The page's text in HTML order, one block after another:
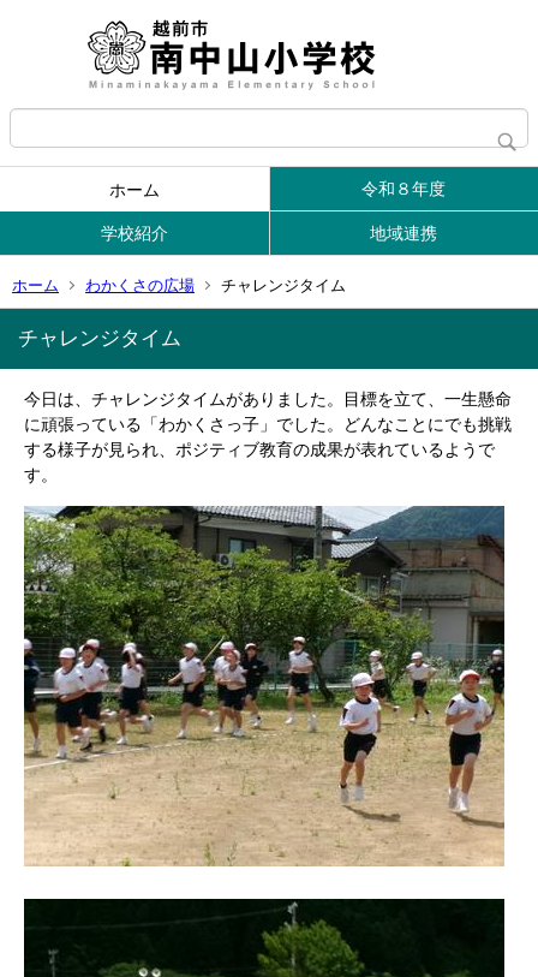
ホーム 令和８年度
学校紹介 地域連携
ホーム わかくさの広場 チャレンジタイム
チャレンジタイム
今日は、チャレンジタイムがありました。目標を立て、一生懸命
に頑張っている「わかくさっ子」でした。どんなことにでも挑戦
する様子が見られ、ポジティブ教育の成果が表れているようで
す。